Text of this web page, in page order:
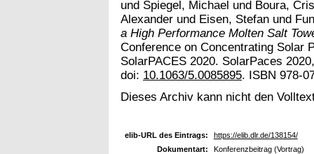
und Spiegel, Michael und Boura,
Alexander und Eisen, Stefan und
a High Performance Molten Salt
Conference on Concentrating Solar
SolarPACES 2020. SolarPaces
doi: 10.1063/5.0085895. ISBN 978-
Dieses Archiv kann nicht den
elib-URL des Eintrags:
https://elib.dlr.de/138154/
Dokumentart:
Konferenzbeitrag (Vortrag)